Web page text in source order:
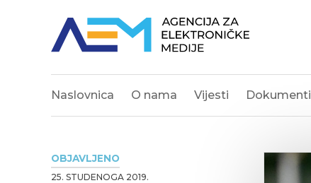
Naslovnica O nama Vijesti Dokumenti
OBJAVLJENO
25. STUDENOGA 2019.